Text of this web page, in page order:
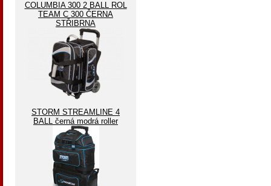
COLUMBIA 300 2 BALL ROL
TEAM C 300 ČERNA
STŘIBRNA
STORM STREAMLINE 4
BALL černá modrá roller